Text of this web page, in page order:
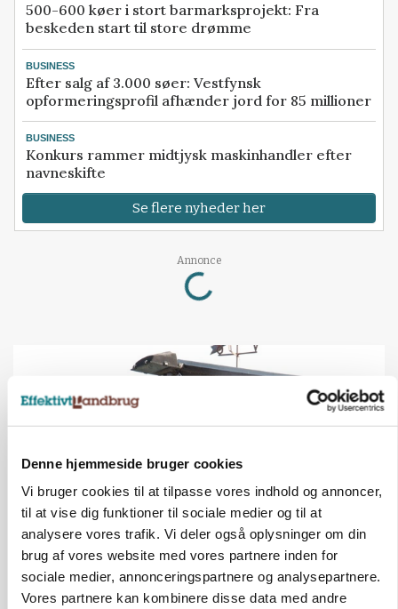
Denne hjemmeside bruger cookies
Vi bruger cookies til at tilpasse vores indhold og annoncer,
til at vise dig funktioner til sociale medier og til at
analysere vores trafik. Vi deler også oplysninger om din
brug af vores website med vores partnere inden for
sociale medier, annonceringspartnere og analysepartnere.
Vores partnere kan kombinere disse data med andre
500-600 køer i stort barmarksprojekt: Fra
beskeden start til store drømme
BUSINESS
Efter salg af 3.000 søer: Vestfynsk
opformeringsprofil afhænder jord for 85 millioner
BUSINESS
Konkurs rammer midtjysk maskinhandler efter
navneskifte
Se flere nyheder her
Annonce
Loading...
KULTUR
Tæller Aabybro Mejeri og Axel Månsson: 21
fødevareproducenter indstillet til pris